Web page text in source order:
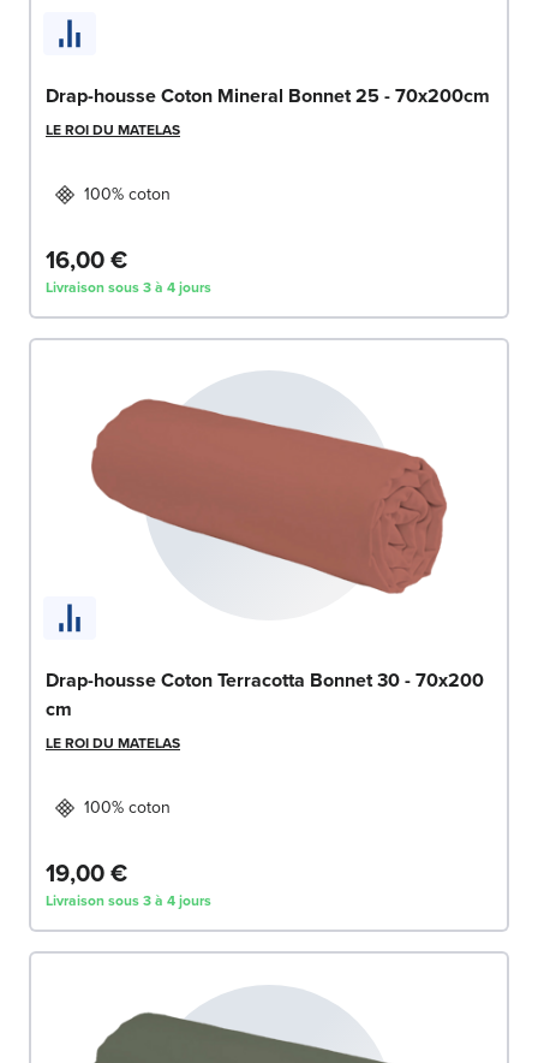
Drap-housse Coton Mineral Bonnet 25 - 70x200cm
LE ROI DU MATELAS
100% coton
16,00 €
Livraison sous 3 à 4 jours
Drap-housse Coton Terracotta Bonnet 30 - 70x200
cm
LE ROI DU MATELAS
100% coton
19,00 €
Livraison sous 3 à 4 jours